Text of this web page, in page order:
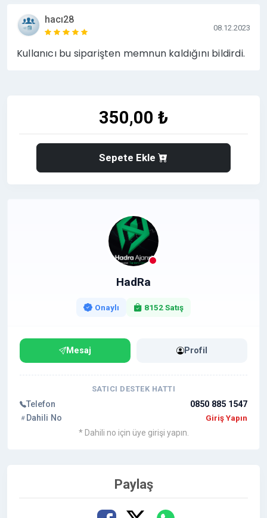
hacı28
08.12.2023
Kullanıcı bu siparişten memnun kaldığını bildirdi.
350,00 ₺
Sepete Ekle
HadRa
Onaylı 8152 Satış
Mesaj Profil
SATICI DESTEK HATTI
Telefon
0850 885 1547
Dahili No
Giriş Yapın
* Dahili no için üye girişi yapın.
Paylaş